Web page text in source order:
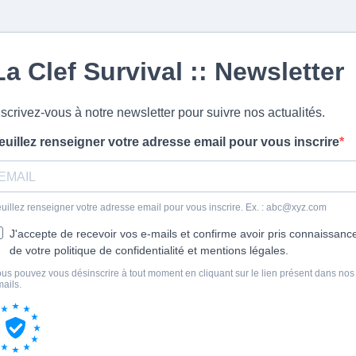
Clef Survival :: Newsletter
vous à notre newsletter pour suivre nos actualités.
renseigner votre adresse email pour vous inscrire
renseigner votre adresse email pour vous inscrire. Ex. : abc@xyz.com
J'accepte de recevoir vos e-mails et confirme avoir pris
de votre politique de confidentialité et mentions légales.
pouvez vous désinscrire à tout moment en cliquant sur le lien présent dans nos